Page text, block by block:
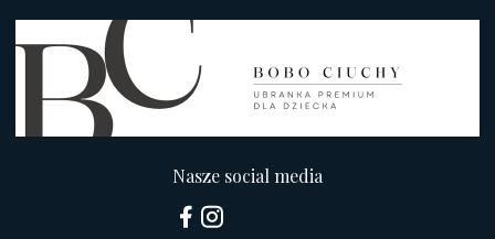
Nasze social media